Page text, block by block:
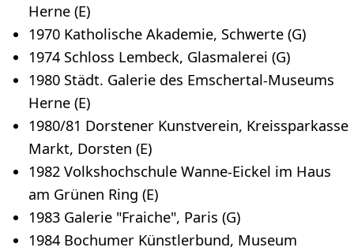
Herne (E)
1970 Katholische Akademie, Schwerte (G)
1974 Schloss Lembeck, Glasmalerei (G)
1980 Städt. Galerie des Emschertal-Museums
Herne (E)
1980/81 Dorstener Kunstverein, Kreissparkasse
Markt, Dorsten (E)
1982 Volkshochschule Wanne-Eickel im Haus
am Grünen Ring (E)
1983 Galerie "Fraiche", Paris (G)
1984 Bochumer Künstlerbund, Museum